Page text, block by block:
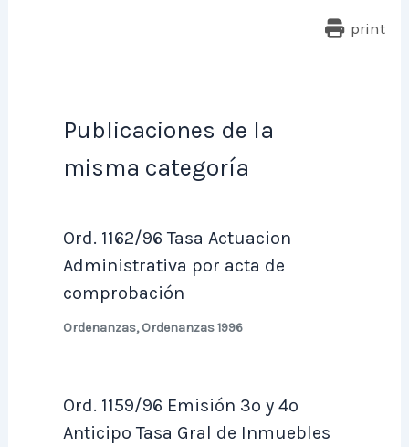
print
Publicaciones de la
misma categoría
Ord. 1162/96 Tasa Actuacion
Administrativa por acta de
comprobación
Ordenanzas,Ordenanzas 1996
Ord. 1159/96 Emisión 3º y 4º
Anticipo Tasa Gral de Inmuebles